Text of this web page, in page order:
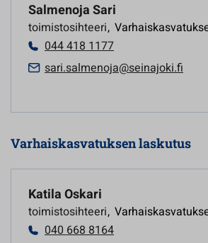
Salmenoja Sari
toimistosihteeri,
044 418 1177
sari.salmenoja@seinajoki.fi
Varhaiskasvatuksen laskutus
Katila Oskari
toimistosihteeri,
040 668 8164